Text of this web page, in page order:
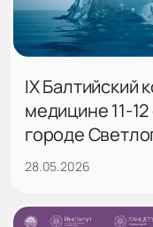
IX Балтийский
медицине 11-
городе
28.05.2026